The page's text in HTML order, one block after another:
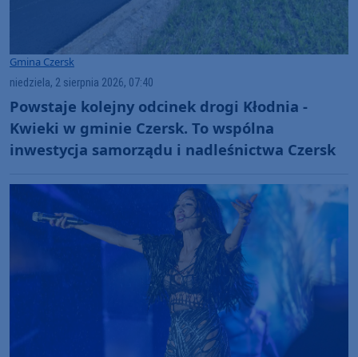
Gmina Czersk
niedziela, 2 sierpnia 2026, 07:40
Powstaje kolejny odcinek drogi Kłodnia -
Kwieki w gminie Czersk. To wspólna
inwestycja samorządu i nadleśnictwa Czersk